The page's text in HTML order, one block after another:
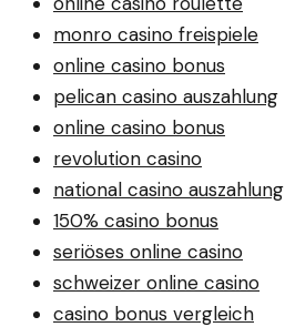
monro casino freispiele
online casino bonus
pelican casino auszahlung
online casino bonus
revolution casino
national casino auszahlung
150% casino bonus
seriöses online casino
schweizer online casino
casino bonus vergleich